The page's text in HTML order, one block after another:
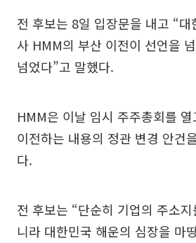
전 후보는 8일 입장문을 내고 “대
사 HMM의 부산 이전이 선언을
넘었다”고 말했다.
HMM은 이날 임시 주주총회를
이전하는 내용의 정관 변경 안건
다.
전 후보는 “단순히 기업의 주소
니라 대한민국 해운의 심장을 마